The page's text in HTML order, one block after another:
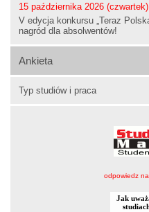
15 października 2026 (czwartek)
V edycja konkursu „Teraz
nagród dla absolwentów!
Ankieta
Typ studiów i praca
odpowiedz